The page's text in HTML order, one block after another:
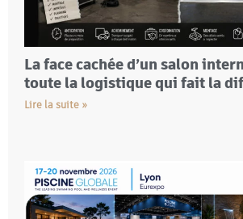
La face cachée d’un salon
toute la logistique qui fait la
Lire la suite »